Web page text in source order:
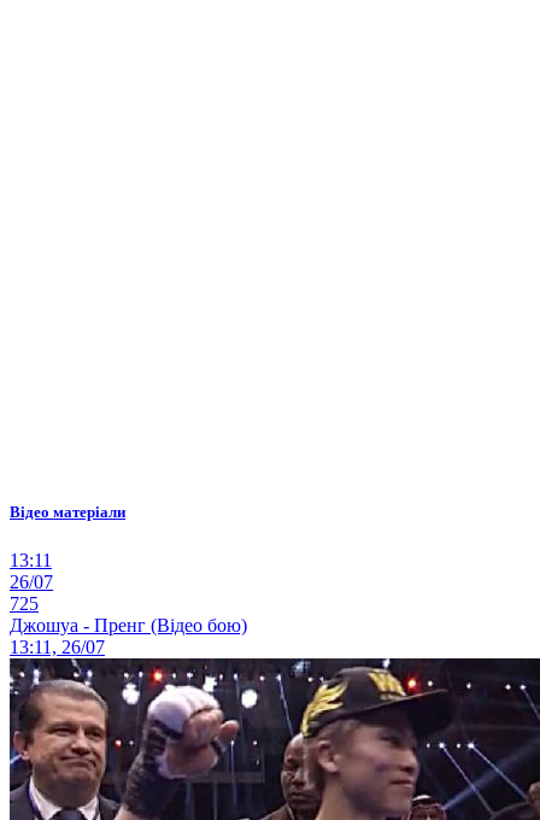
Відео матеріали
13:11
26/07
725
Джошуа - Пренг (Відео бою)
13:11, 26/07